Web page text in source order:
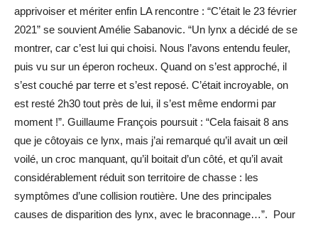
apprivoiser et mériter enfin LA rencontre : “C’était le 23 février
2021” se souvient Amélie Sabanovic. “Un lynx a décidé de se
montrer, car c’est lui qui choisi. Nous l’avons entendu feuler,
puis vu sur un éperon rocheux. Quand on s’est approché, il
s’est couché par terre et s’est reposé. C’était incroyable, on
est resté 2h30 tout près de lui, il s’est même endormi par
moment !”. Guillaume François poursuit : “Cela faisait 8 ans
que je côtoyais ce lynx, mais j’ai remarqué qu’il avait un œil
voilé, un croc manquant, qu’il boitait d’un côté, et qu’il avait
considérablement réduit son territoire de chasse : les
symptômes d’une collision routière. Une des principales
causes de disparition des lynx, avec le braconnage…”. Pour